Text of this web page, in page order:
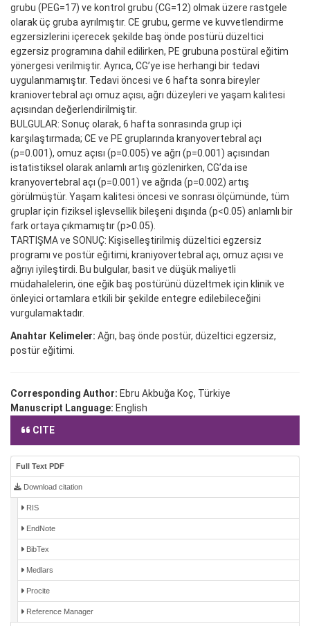
grubu (PEG=17) ve kontrol grubu (CG=12) olmak üzere rastgele
olarak üç gruba ayrılmıştır. CE grubu, germe ve kuvvetlendirme
egzersizlerini içerecek şekilde baş önde postürü düzeltici
egzersiz programına dahil edilirken, PE grubuna postüral eğitim
yönergesi verilmiştir. Ayrıca, CG’ye ise herhangi bir tedavi
uygulanmamıştır. Tedavi öncesi ve 6 hafta sonra bireyler
kraniovertebral açı omuz açısı, ağrı düzeyleri ve yaşam kalitesi
açısından değerlendirilmiştir.
BULGULAR: Sonuç olarak, 6 hafta sonrasında grup içi
karşılaştırmada; CE ve PE gruplarında kranyovertebral açı
(p=0.001), omuz açısı (p=0.005) ve ağrı (p=0.001) açısından
istatistiksel olarak anlamlı artış gözlenirken, CG’da ise
kranyovertebral açı (p=0.001) ve ağrıda (p=0.002) artış
görülmüştür. Yaşam kalitesi öncesi ve sonrası ölçümünde, tüm
gruplar için fiziksel işlevsellik bileşeni dışında (p<0.05) anlamlı bir
fark ortaya çıkmamıştır (p>0.05).
TARTIŞMA ve SONUÇ: Kişiselleştirilmiş düzeltici egzersiz
programı ve postür eğitimi, kraniyovertebral açı, omuz açısı ve
ağrıyı iyileştirdi. Bu bulgular, basit ve düşük maliyetli
müdahalelerin, öne eğik baş postürünü düzeltmek için klinik ve
önleyici ortamlara etkili bir şekilde entegre edilebileceğini
vurgulamaktadır.
Anahtar Kelimeler: Ağrı, baş önde postür, düzeltici egzersiz,
postür eğitimi.
Corresponding Author: Ebru Akbuğa Koç, Türkiye
Manuscript Language: English
CITE
Full Text PDF
Download citation
RIS
EndNote
BibTex
Medlars
Procite
Reference Manager